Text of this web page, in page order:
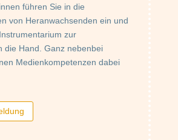
führen Sie in die
von Heranwachsenden ein und
zur
die Hand. Ganz nebenbei
Medienkompetenzen dabei